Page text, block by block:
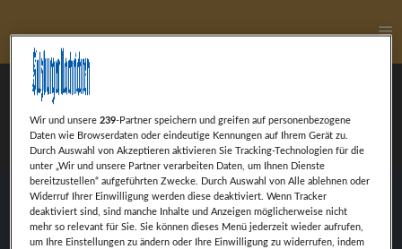
Philip Pertl
Philip Pertl, nominiert in der Leonidas Kategorie
Sportler des Jahres
Wir und unsere239-Partner speichern und greifen auf personenbezogene
Daten wie Browserdaten oder eindeutige Kennungen auf Ihrem Gerät zu.
Durch Auswahl von Akzeptieren aktivieren Sie Tracking-Technologien für die
unter „Wir und unsere Partner verarbeiten Daten, um Ihnen Dienste
bereitzustellen“ aufgeführten Zwecke. Durch Auswahl von Alle ablehnen oder
Widerruf Ihrer Einwilligung werden diese deaktiviert. Wenn Tracker
deaktiviert sind, sind manche Inhalte und Anzeigen möglicherweise nicht
mehr so relevant für Sie. Sie können dieses Menü jederzeit wieder aufrufen,
um Ihre Einstellungen zu ändern oder Ihre Einwilligung zu widerrufen, indem